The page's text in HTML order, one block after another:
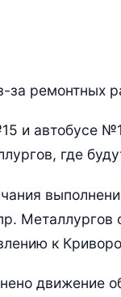
за ремонтных
и автобусе
где
к
движение